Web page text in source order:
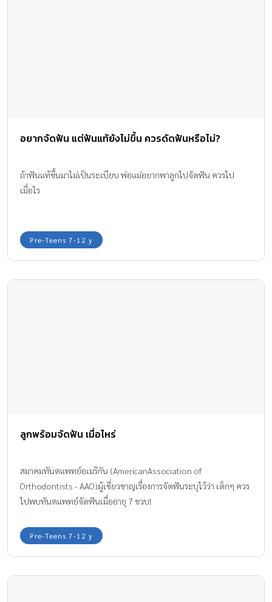
อยากจัดฟัน แต่ฟันแท้ยังไม่ขึ้น ควรดัดฟันหรือไม่?
ถ้าฟันแท้ขึ้นมาไม่เป็นระเบียบ พ่อแม่อยากพาลูกไปจัดฟัน ควรไป
เมื่อไร
Pre-Teens 7-12 y
ลูกพร้อมจัดฟัน เมื่อไหร่
สมาคมทันตแพทย์อเมริกัน (AmericanAssociation of
Orthodontists - AAO)ผู้เชี่ยวชาญเรื่องการจัดฟันระบุไว้ว่า เด็กๆ ควร
ไปพบทันตแพทย์จัดฟันเมื่ออายุ 7 ขวบ!
Pre-Teens 7-12 y